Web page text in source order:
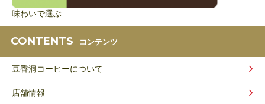
味わいで選ぶ
CONTENTS コンテンツ
豆香洞コーヒーについて
店舗情報